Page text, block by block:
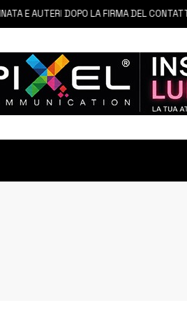
DOPO LA FIRMA DEL CONTATTO PER